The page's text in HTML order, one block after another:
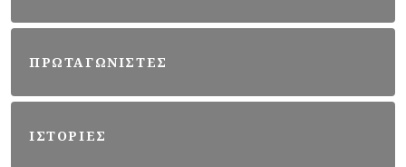
ΠΡΩΤΑΓΩΝΙΣΤΕΣ
ΙΣΤΟΡΙΕΣ